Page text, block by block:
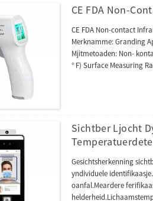
CE FDA Non-
CE FDA Non-contact
Merknamme: Granding
Mjitmetoaden: Non-
° F) Surface Measuring
Sichtber Ljocht
Gesichtsherkenning
yndividuele
oanfal.Meardere